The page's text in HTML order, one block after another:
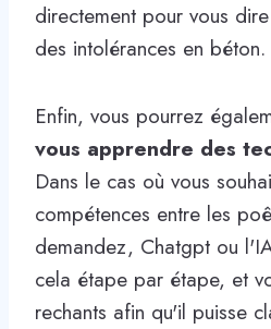
directement pour vous
des intolérances en béton.
Enfin, vous pourrez
vous apprendre des
Dans le cas où vous
compétences entre les
demandez, Chatgpt ou
cela étape par étape, et
rechants afin qu'il puisse